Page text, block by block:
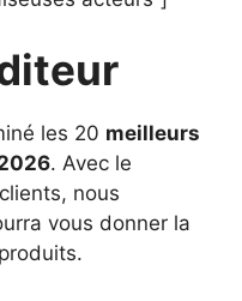
les 20 meilleurs
. Avec le
nous
vous donner la